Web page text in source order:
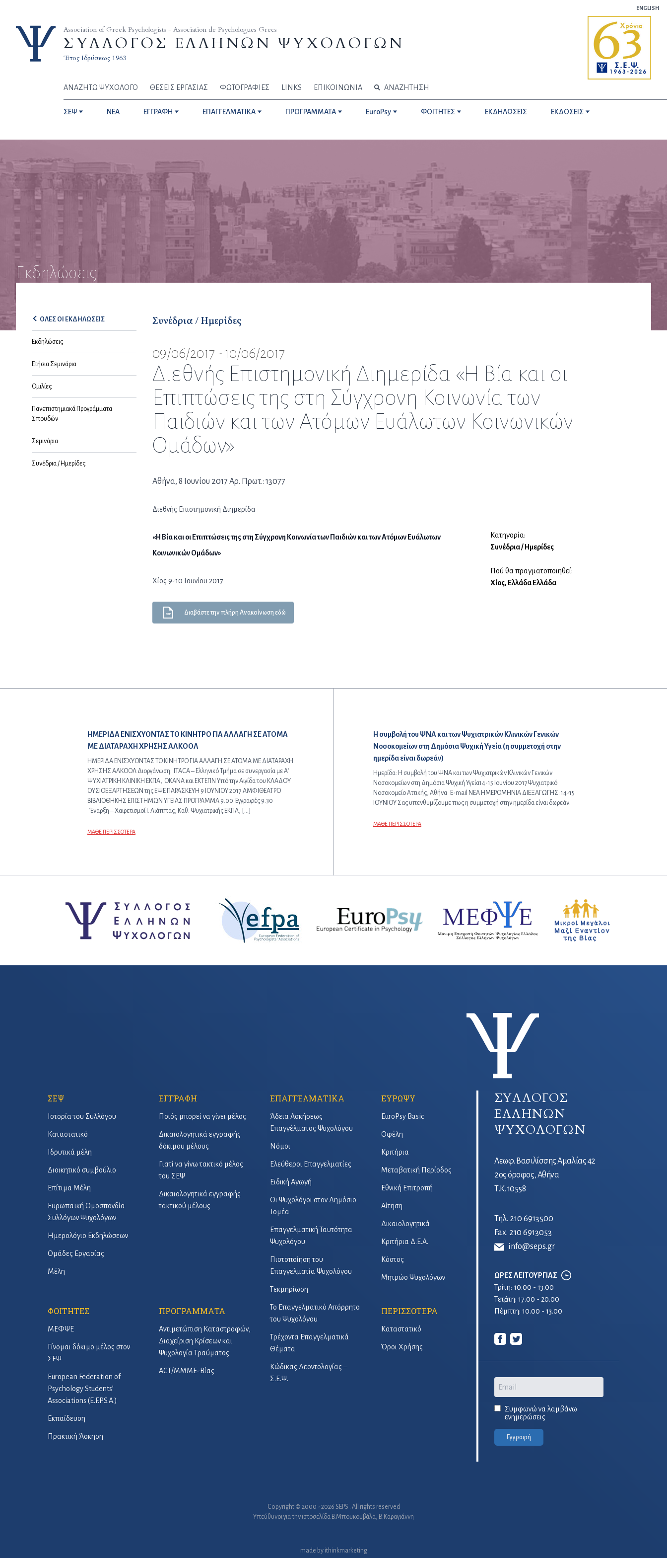
ENGLISH
Association of Greek Psychologists - Association de Psychologues Grecs
ΣΥΛΛΟΓΟΣ ΕΛΛΗΝΩΝ ΨΥΧΟΛΟΓΩΝ
Έτος Ιδρύσεως 1963
ΑΝΑΖΗΤΩ ΨΥΧΟΛΟΓΟ ΘΕΣΕΙΣ ΕΡΓΑΣΙΑΣ ΦΩΤΟΓΡΑΦΙΕΣ LINKS ΕΠΙΚΟΙΝΩΝΙΑ ΑΝΑΖΗΤΗΣΗ
ΣΕΨ NEA ΕΓΓΡΑΦΗ ΕΠΑΓΓΕΛΜΑΤΙΚΑ ΠΡΟΓΡΑΜΜΑΤΑ EuroPsy ΦΟΙΤΗΤΕΣ ΕΚΔΗΛΩΣΕΙΣ ΕΚΔΟΣΕΙΣ
Εκδηλώσεις
ΟΛΕΣ ΟΙ ΕΚΔΗΛΩΣΕΙΣ
Εκδηλώσεις
Ετήσια Σεμινάρια
Ομιλίες
Πανεπιστημιακά Προγράμματα
Σπουδών
Σεμινάρια
Συνέδρια / Ημερίδες
Συνέδρια / Ημερίδες
09/06/2017 - 10/06/2017
Διεθνής Επιστημονική Διημερίδα «Η Βία και οι
Επιπτώσεις της στη Σύγχρονη Κοινωνία των
Παιδιών και των Ατόμων Ευάλωτων Κοινωνικών
Ομάδων»
Αθήνα, 8 Ιουνίου 2017 Αρ. Πρωτ.: 13077
Διεθνής Επιστημονική Διημερίδα
«Η Βία και οι Επιπτώσεις της στη Σύγχρονη Κοινωνία των Παιδιών και των Ατόμων Ευάλωτων
Κοινωνικών Ομάδων»
Χίος 9-10 Ιουνίου 2017
Διαβάστε την πλήρη Ανακοίνωση εδώ
Κατηγορία:
Συνέδρια / Ημερίδες
Πού θα πραγματοποιηθεί:
Χίος, Ελλάδα Ελλάδα
Προηγούμενο άρθρο:
ΗΜΕΡΙΔΑ ΕΝΙΣΧΥΟΝΤΑΣ ΤΟ ΚΙΝΗΤΡΟ ΓΙΑ ΑΛΛΑΓΗ ΣΕ ΑΤΟΜΑ
ΜΕ ΔΙΑΤΑΡΑΧΗ ΧΡΗΣΗΣ ΑΛΚΟΟΛ
ΗΜΕΡΙΔΑ ΕΝΙΣΧΥΟΝΤΑΣ ΤΟ ΚΙΝΗΤΡΟ ΓΙΑ ΑΛΛΑΓΗ ΣΕ ΑΤΟΜΑ ΜΕ ΔΙΑΤΑΡΑΧΗ
ΧΡΗΣΗΣ ΑΛΚΟΟΛ Διοργάνωση: ITACA – Ελληνικό Τμήμα σε συνεργασία με Α’
ΨΥΧΙΑΤΡΙΚΗ ΚΛΙΝΙΚΗ ΕΚΠΑ, ΟΚΑΝΑ και ΕΚΤΕΠΝ Υπό την Αιγίδα του ΚΛΑΔΟΥ
ΟΥΣΙΟΕΞΑΡΤΗΣΕΩΝ της ΕΨΕ ΠΑΡΑΣΚΕΥΗ 9 ΙΟΥΝΙΟΥ 2017 ΑΜΦΙΘΕΑΤΡΟ
ΒΙΒΛΙΟΘΗΚΗΣ ΕΠΙΣΤΗΜΩΝ ΥΓΕΙΑΣ ΠΡΟΓΡΑΜΜΑ 9.00 Εγγραφές 9.30
Έναρξη – Χαιρετισμοί Ι. Λιάππας, Καθ. Ψυχιατρικής ΕΚΠΑ, […]
ΜΑΘΕ ΠΕΡΙΣΣΟΤΕΡΑ
Επόμενο άρθρο:
Η συμβολή του ΨΝΑ και των Ψυχιατρικών Κλινικών Γενικών
Νοσοκομείων στη Δημόσια Ψυχική Υγεία (η συμμετοχή στην
ημερίδα είναι δωρεάν)
Ημερίδα: Η συμβολή του ΨΝΑ και των Ψυχιατρικών Κλινικών Γενικών
Νοσοκομείων στη Δημόσια Ψυχική Υγεία14-15 Ιουνίου 2017Ψυχιατρικό
Νοσοκομείο Αττικής, Αθήνα E-mail ΝΕΑ ΗΜΕΡΟΜΗΝΙΑ ΔΙΕΞΑΓΩΓΗΣ: 14-15
ΙΟΥΝΙΟΥ Σας υπενθυμίζουμε πως η συμμετοχή στην ημερίδα είναι δωρεάν.
ΜΑΘΕ ΠΕΡΙΣΣΟΤΕΡΑ
ΣΥΛΛΟΓΟΣ
ΕΛΛΗΝΩΝ
ΨΥΧΟΛΟΓΩΝ
Λεωφ. Βασιλίσσης Αμαλίας 42
2ος όροφος, Αθήνα
Τ.Κ. 10558
Τηλ. 210 6913500
Fax. 210 6913053
info@seps.gr
ΩΡΕΣ ΛΕΙΤΟΥΡΓΙΑΣ
Τρίτη: 10.00 - 13.00
Τετἀρτη: 17.00 - 20.00
Πέμπτη: 10.00 - 13.00
Email
Συμφωνώ να λαμβάνω
ενημερώσεις
Εγγραφή
ΣΕΨ
Ιστορία του Συλλόγου
Καταστατικό
Ιδρυτικά μέλη
Διοικητικό συμβούλιο
Επίτιμα Μέλη
Ευρωπαϊκή Ομοσπονδία
Συλλόγων Ψυχολόγων
Ημερολόγιο Εκδηλώσεων
Ομάδες Εργασίας
Μέλη
ΕΓΓΡΑΦΗ
Ποιός μπορεί να γίνει μέλος
Δικαιολογητικά εγγραφής
δόκιμου μέλους
Γιατί να γίνω τακτικό μέλος
του ΣΕΨ
Δικαιολογητικά εγγραφής
τακτικού μέλους
ΕΠΑΓΓΕΛΜΑΤΙΚΑ
Άδεια Ασκήσεως
Επαγγέλματος Ψυχολόγου
Νόμοι
Ελεύθεροι Επαγγελματίες
Ειδική Αγωγή
Οι Ψυχολόγοι στον Δημόσιο
Τομέα
Επαγγελματική Ταυτότητα
Ψυχολόγου
Πιστοποίηση του
Επαγγελματία Ψυχολόγου
Τεκμηρίωση
Το Επαγγελματικό Απόρρητο
του Ψυχολόγου
Τρέχοντα Επαγγελματικά
Θέματα
Κώδικας Δεοντολογίας –
Σ.Ε.Ψ.
ΕΥΡΩΨΥ
EuroPsy Basic
Οφέλη
Κριτήρια
Μεταβατική Περίοδος
Εθνική Επιτροπή
Αίτηση
Δικαιολογητικά
Κριτήρια Δ.Ε.Α.
Κόστος
Μητρώο Ψυχολόγων
ΦΟΙΤΗΤΕΣ
ΜΕΦΨΕ
Γίνομαι δόκιμο μέλος στον
ΣΕΨ
European Federation of
Psychology Students’
Associations (E.F.P.S.A.)
Εκπαίδευση
Πρακτική Άσκηση
ΠΡΟΓΡΑΜΜΑΤΑ
Αντιμετώπιση Καταστροφών,
Διαχείριση Κρίσεων και
Ψυχολογία Τραύματος
ACT/ΜΜΜΕ-Βίας
ΠΕΡΙΣΣΟΤΕΡΑ
Καταστατικό
Όροι Χρήσης
Copyright © 2000 - 2026 SEPS . All rights reserved
Υπεύθυνοι για την ιστοσελίδα B.Μπουκουβάλα, Β.Καραγιάννη
made by ithinkmarketing